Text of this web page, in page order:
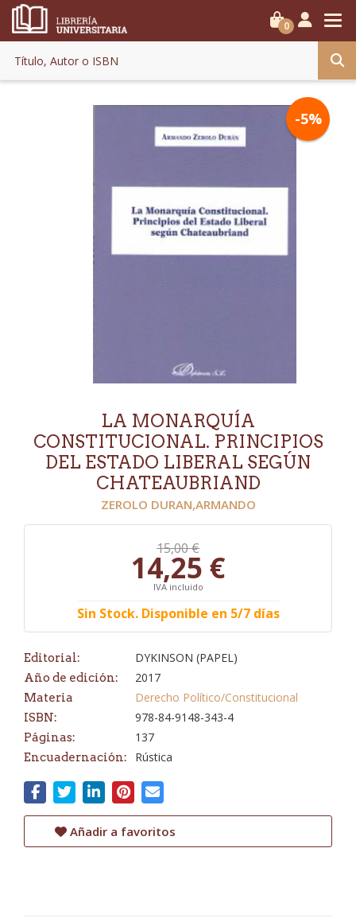
0
-5%
LA MONARQUÍA
CONSTITUCIONAL. PRINCIPIOS
DEL ESTADO LIBERAL SEGÚN
CHATEAUBRIAND
ZEROLO DURAN,ARMANDO
15,00 €
14,25 €
IVA incluido
Sin Stock. Disponible en 5/7 días
Editorial: DYKINSON (PAPEL)
Año de edición: 2017
Materia Derecho Político/Constitucional
ISBN: 978-84-9148-343-4
Páginas: 137
Encuadernación: Rústica
Añadir a favoritos